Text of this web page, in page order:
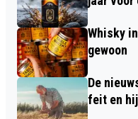
Whisky
gewoon
De
feit en